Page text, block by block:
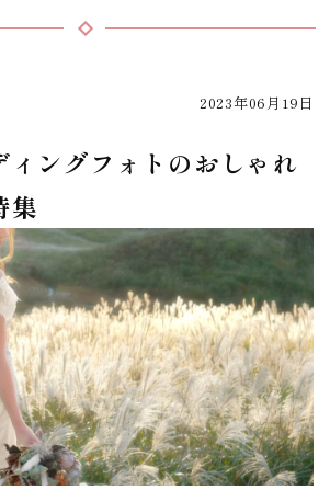
2023年06月19日
ィングフォトのおしゃれ
集